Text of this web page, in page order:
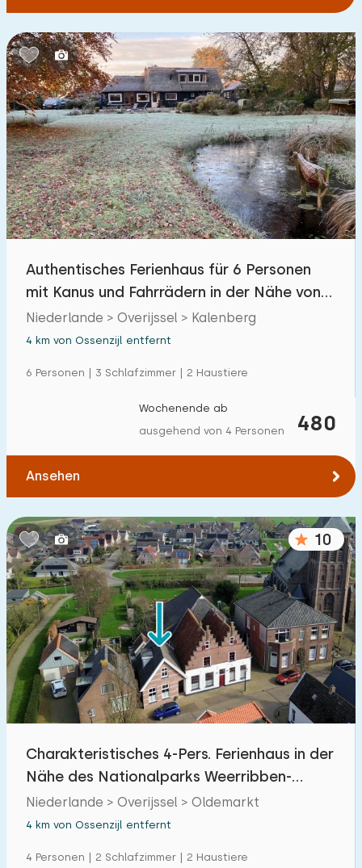
Authentisches Ferienhaus für 6 Personen
mit Kanus und Fahrrädern in der Nähe von
Giethoorn
Niederlande > Overijssel > Kalenberg
4 km von Ossenzijl entfernt
6 Personen | 3 Schlafzimmer | 2 Haustiere
480
Wochenende ab
ausgehend von 4 Personen
Ansehen
10
Charakteristisches 4-Pers. Ferienhaus in der
Nähe des Nationalparks Weerribben-
Wieden
Niederlande > Overijssel > Oldemarkt
4 km von Ossenzijl entfernt
4 Personen | 2 Schlafzimmer | 2 Haustiere